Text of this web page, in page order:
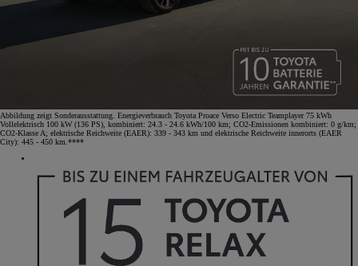
Abbildung zeigt Sonderausstattung. Energieverbrauch Toyota Proace Verso Electric Teamplayer 75 kWh
Vollelektrisch 100 kW (136 PS), kombiniert: 24.3 - 24.6 kWh/100 km; CO2-Emissionen kombiniert: 0 g/km;
CO2-Klasse A; elektrische Reichweite (EAER): 339 - 343 km und elektrische Reichweite innerorts (EAER
City): 445 - 450 km.****